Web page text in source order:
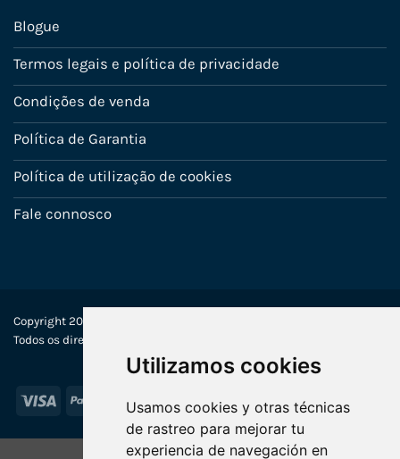
Utilizamos cookies
Usamos cookies y otras técnicas
de rastreo para mejorar tu
experiencia de navegación en
Blogue
Termos legais e política de privacidade
Condições de venda
Política de Garantia
Política de utilização de cookies
Fale connosco
Copyright 2022-2025 © Ecosistemas Informáticos España SL –
Todos os direitos reservados
Visa PayPal MasterCard